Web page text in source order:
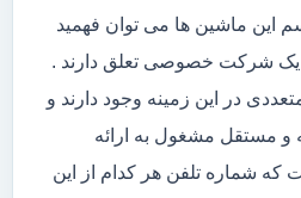
این ماشین ها می توان فهمید
یک شرکت خصوصی تعلق دارند .
در این زمینه وجود دارند و
و مستقل مشغول به ارائه
شماره تلفن هر کدام از این